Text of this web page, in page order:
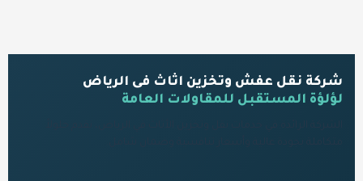
شركة نقل عفش وتخزين اثاث فى الرياض
لؤلؤة المستقبل للمقاولات العامة